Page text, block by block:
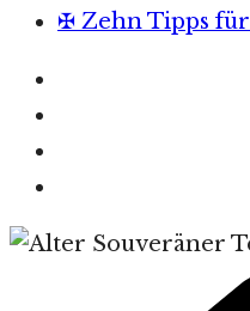
✠ Zehn Tipps